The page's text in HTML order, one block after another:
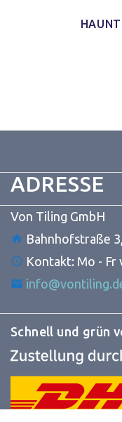
ADRESSE
Von Tiling GmbH
Bahnhofstraße
Kontakt: Mo - Fr
Schnell und grün